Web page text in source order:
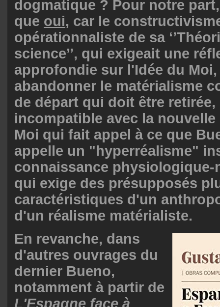
dogmatique ? Pour notre
que oui, car le
opérationnaliste de sa
science’’, qui exigeait une
approfondie sur l'Idée du
abandonner le matérialisme
de départ qui doit être retirée,
incompatible avec la
Moi qui fait appel à ce que
appelle un "hyperréalisme"
connaissance
qui exige des présupposés
caractéristiques d'un
d'un réalisme matérialiste.
En revanche, dans
d'autres ouvrages du
dernier Bueno,
notamment à partir de
L'Espagne face à